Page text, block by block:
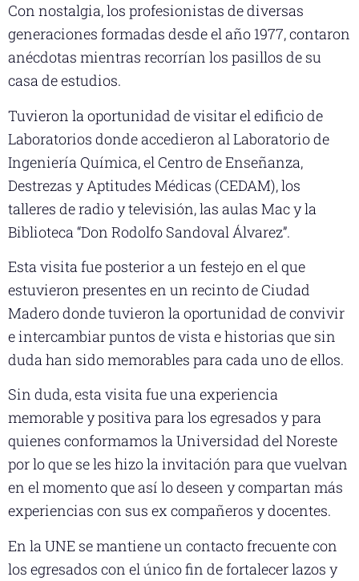
Con nostalgia, los profesionistas de diversas
generaciones formadas desde el año 1977, contaron
anécdotas mientras recorrían los pasillos de su
casa de estudios.
Tuvieron la oportunidad de visitar el edificio de
Laboratorios donde accedieron al Laboratorio de
Ingeniería Química, el Centro de Enseñanza,
Destrezas y Aptitudes Médicas (CEDAM), los
talleres de radio y televisión, las aulas Mac y la
Biblioteca “Don Rodolfo Sandoval Álvarez”.
Esta visita fue posterior a un festejo en el que
estuvieron presentes en un recinto de Ciudad
Madero donde tuvieron la oportunidad de convivir
e intercambiar puntos de vista e historias que sin
duda han sido memorables para cada uno de ellos.
Sin duda, esta visita fue una experiencia
memorable y positiva para los egresados y para
quienes conformamos la Universidad del Noreste
por lo que se les hizo la invitación para que vuelvan
en el momento que así lo deseen y compartan más
experiencias con sus ex compañeros y docentes.
En la UNE se mantiene un contacto frecuente con
los egresados con el único fin de fortalecer lazos y